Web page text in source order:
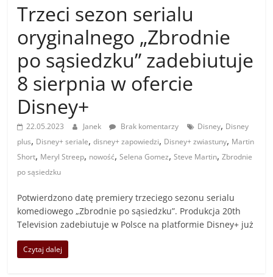
Trzeci sezon serialu
oryginalnego „Zbrodnie
po sąsiedzku” zadebiutuje
8 sierpnia w ofercie
Disney+
22.05.2023 Janek Brak komentarzy Disney, Disney
plus, Disney+ seriale,disney+ zapowiedzi, Disney+ zwiastuny, Martin
Short, Meryl Streep, nowość,Selena Gomez,Steve Martin,Zbrodnie
po sąsiedzku
Potwierdzono datę premiery trzeciego sezonu serialu
komediowego „Zbrodnie po sąsiedzku”. Produkcja 20th
Television zadebiutuje w Polsce na platformie Disney+ już
Czytaj dalej